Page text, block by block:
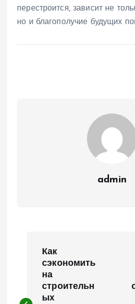
перестроится, зависит не
но и благополучие будущих
admin
в
Как
сэкономить
на
строительн
ых